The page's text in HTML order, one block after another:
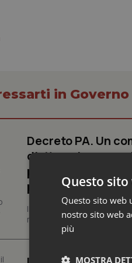
in
Decreto PA. Un
d’attesa tornano
passa ad Agenas.
proroga dei
Il Consiglio dei Ministri ha
misure urgenti per la
Questo
Questo sito web
nostro sito web
più
MOSTRA